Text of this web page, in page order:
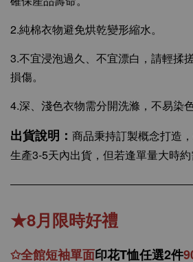
2.純棉衣物避免烘乾變形縮水。
3.不宜浸泡過久、不宜漂白，請輕揉
損傷。
4.深、淺色衣物需分開洗滌，不易染色
出貨說明： 商品秉持訂製概念打造
生產3-5天內出貨，但若逢單量大時約
★8月限時好禮
✩全館短袖單面印花T恤任選2件